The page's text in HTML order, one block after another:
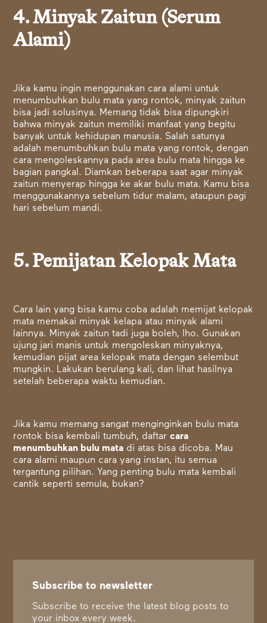
4. Minyak Zaitun (Serum
Alami)
Jika kamu ingin menggunakan cara alami untuk
menumbuhkan bulu mata yang rontok, minyak zaitun
bisa jadi solusinya. Memang tidak bisa dipungkiri
bahwa minyak zaitun memiliki manfaat yang begitu
banyak untuk kehidupan manusia. Salah satunya
adalah menumbuhkan bulu mata yang rontok, dengan
cara mengoleskannya pada area bulu mata hingga ke
bagian pangkal. Diamkan beberapa saat agar minyak
zaitun menyerap hingga ke akar bulu mata. Kamu bisa
menggunakannya sebelum tidur malam, ataupun pagi
hari sebelum mandi.
5. Pemijatan Kelopak Mata
Cara lain yang bisa kamu coba adalah memijat kelopak
mata memakai minyak kelapa atau minyak alami
lainnya. Minyak zaitun tadi juga boleh, lho. Gunakan
ujung jari manis untuk mengoleskan minyaknya,
kemudian pijat area kelopak mata dengan selembut
mungkin. Lakukan berulang kali, dan lihat hasilnya
setelah beberapa waktu kemudian.
Jika kamu memang sangat menginginkan bulu mata
rontok bisa kembali tumbuh, daftarcara
menumbuhkan bulu mata di atas bisa dicoba. Mau
cara alami maupun cara yang instan, itu semua
tergantung pilihan. Yang penting bulu mata kembali
cantik seperti semula, bukan?
Subscribe to newsletter
Subscribe to receive the latest blog posts to
your inbox every week.